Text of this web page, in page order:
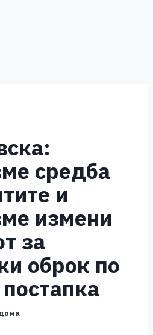
средба
и
измени
за
оброк по